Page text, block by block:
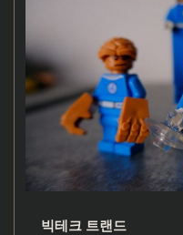
빅테크 트랜드